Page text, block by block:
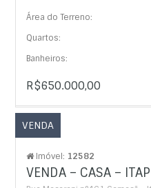
Área do Terreno:
Quartos:
Banheiros:
R$650.000,00
VENDA
Imóvel: 12582
VENDA – CASA –